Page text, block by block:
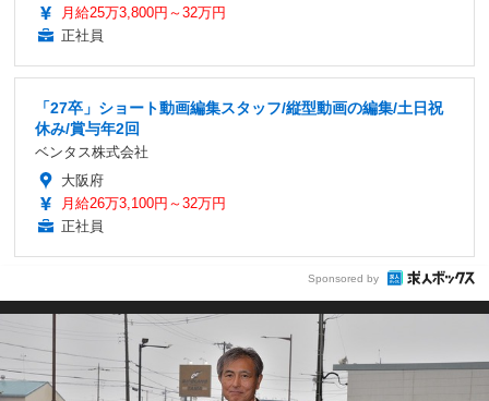
月給25万3,800円～32万円
正社員
「27卒」ショート動画編集スタッフ/縦型動画の編集/土日祝
休み/賞与年2回
ベンタス株式会社
大阪府
月給26万3,100円～32万円
正社員
Sponsored by